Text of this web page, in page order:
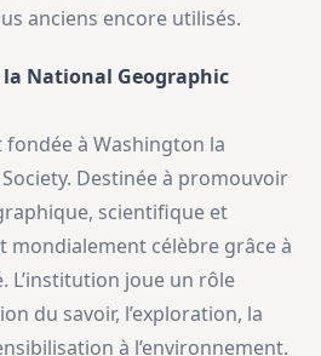
anciens encore utilisés.
la National Geographic
fondée à Washington la
Destinée à promouvoir
scientifique et
mondialement célèbre grâce à
L’institution joue un rôle
du savoir, l’exploration, la
à l’environnement.